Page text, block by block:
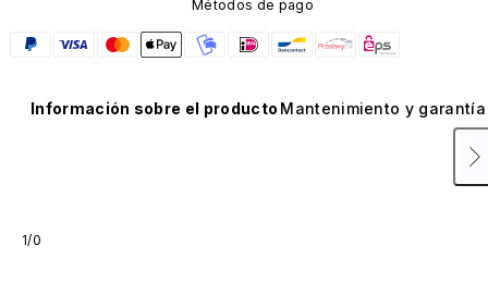
Métodos de pago
Información sobre el producto Mantenimiento y garantía
1/0